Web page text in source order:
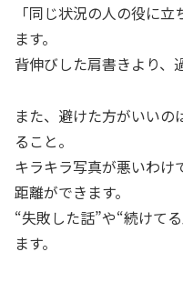
「同じ状況の人の役に
ます。
背伸びした肩書きより、
また、避けた方がいい
ること。
キラキラ写真が悪いわけ
距離ができます。
“失敗した話”や“続けて
ます。